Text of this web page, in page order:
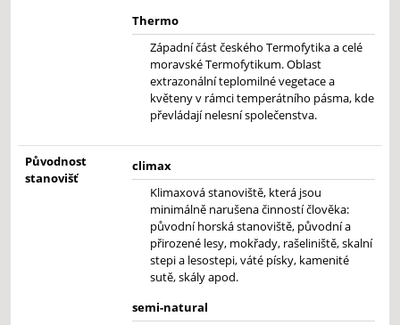
Thermo
Západní část českého Termofytika a celé
moravské Termofytikum. Oblast
extrazonální teplomilné vegetace a
květeny v rámci temperátního pásma, kde
převládají nelesní společenstva.
Původnost
stanovišť
climax
Klimaxová stanoviště, která jsou
minimálně narušena činností člověka:
původní horská stanoviště, původní a
přirozené lesy, mokřady, rašeliniště, skalní
stepi a lesostepi, váté písky, kamenité
sutě, skály apod.
semi-natural